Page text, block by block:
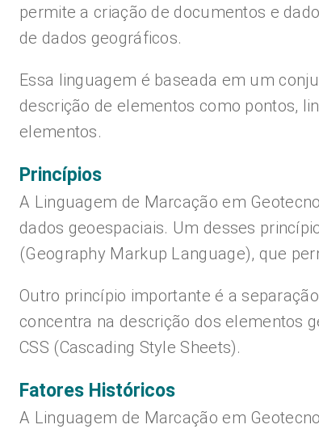
permite a criação de documentos e
de dados geográficos.
Essa linguagem é baseada em um
descrição de elementos como pontos,
elementos.
Princípios
A Linguagem de Marcação em
dados geoespaciais. Um desses
(Geography Markup Language), que
Outro princípio importante é a
concentra na descrição dos elementos
CSS (Cascading Style Sheets).
Fatores Históricos
A Linguagem de Marcação em